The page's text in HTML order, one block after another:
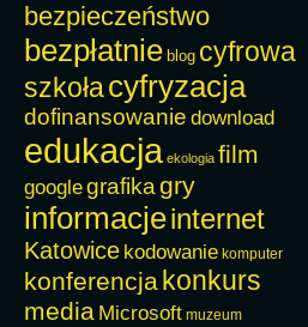
bezpieczeństwo
bezpłatnie blog cyfrowa
szkołacyfryzacja
dofinansowanie download
edukacja ekologia film
googlegrafikagry
informacjeinternet
Katowice kodowanie komputer
konferencjakonkurs
media Microsoft muzeum